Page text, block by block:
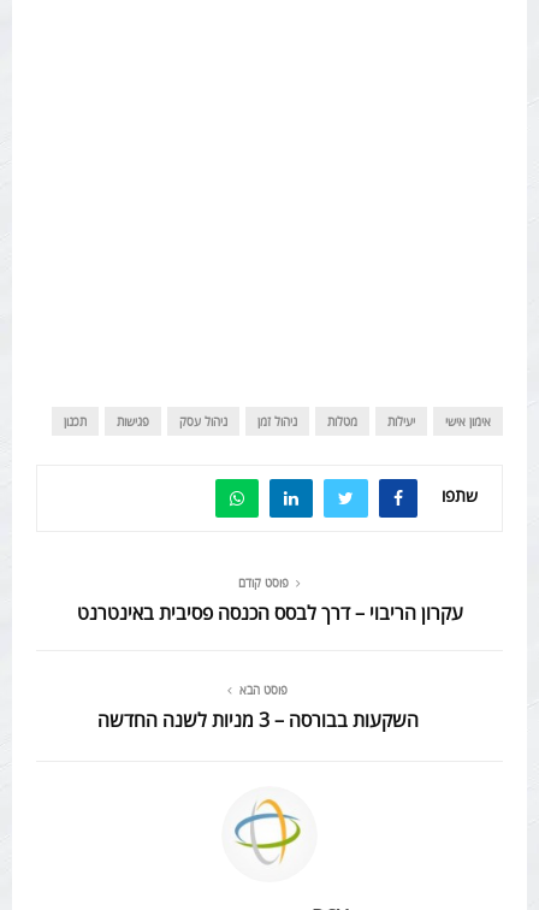
אימון אישי יעילות מטלות ניהול זמן ניהול עסק פגישות תכנון
שתפו
פוסט קודם
עקרון הריבוי – דרך לבסס הכנסה פסיבית באינטרנט
פוסט הבא
השקעות בבורסה – 3 מניות לשנה החדשה